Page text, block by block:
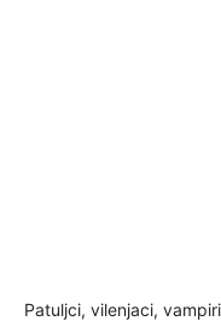
Patuljci, vilenjaci,